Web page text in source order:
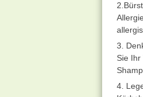
3.
Sie
4.